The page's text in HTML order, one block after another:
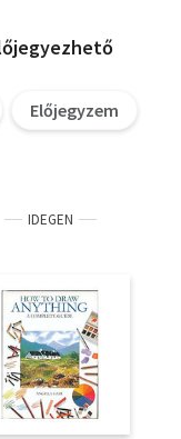
Előjegyzem
IDEGEN